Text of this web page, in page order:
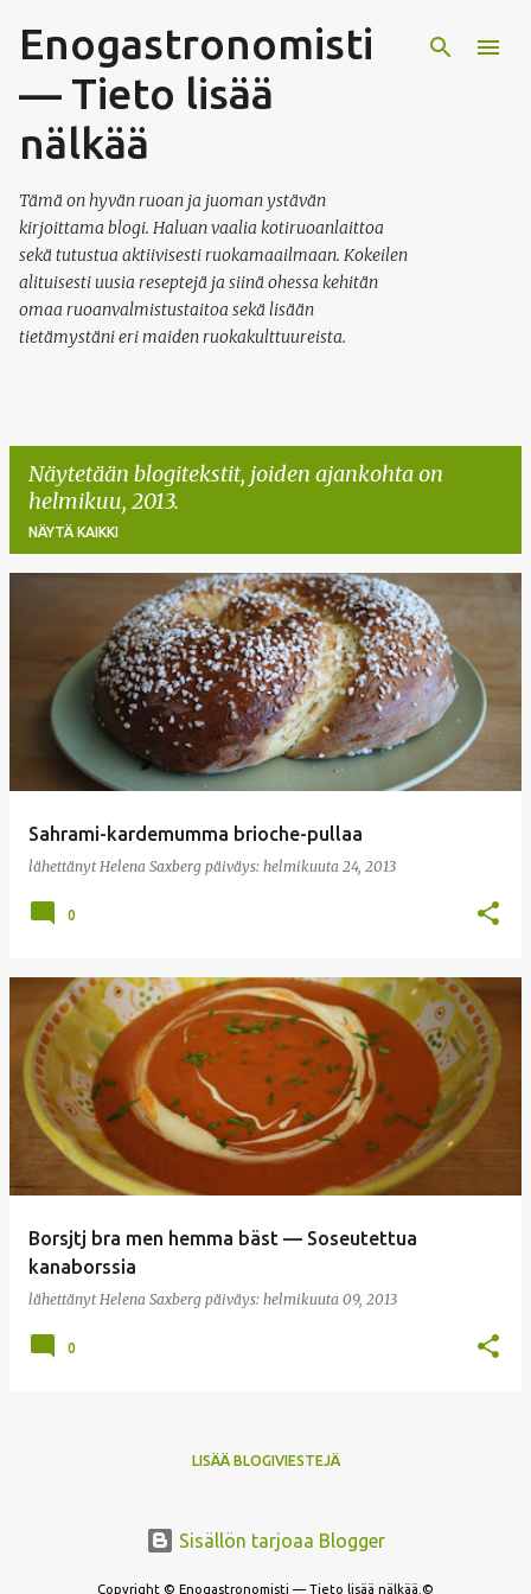
Siirry pääsisältöön
Enogastronomisti
— Tieto lisää
nälkää
Tämä on hyvän ruoan ja juoman ystävän
kirjoittama blogi. Haluan vaalia kotiruoanlaittoa
sekä tutustua aktiivisesti ruokamaailmaan. Kokeilen
alituisesti uusia reseptejä ja siinä ohessa kehitän
omaa ruoanvalmistustaitoa sekä lisään
tietämystäni eri maiden ruokakulttuureista.
Näytetään blogitekstit, joiden ajankohta on
helmikuu, 2013.
NÄYTÄ KAIKKI
Sahrami-kardemumma brioche-pullaa
lähettänyt Helena Saxberg päiväys: helmikuuta 24, 2013
0
Borsjtj bra men hemma bäst — Soseutettua
kanaborssia
lähettänyt Helena Saxberg päiväys: helmikuuta 09, 2013
0
LISÄÄ BLOGIVIESTEJÄ
Sisällön tarjoaa Blogger
Copyright © Enogastronomisti — Tieto lisää nälkää.©